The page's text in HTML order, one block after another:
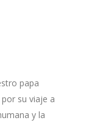
papa
su viaje a
y la